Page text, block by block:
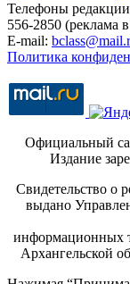
Телефоны
556-2850 (реклама
E-mail:
Политика
Официальный
Издание
Свидетельство о
выдано
информационных
Архангельской